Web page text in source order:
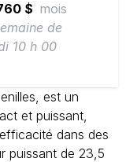
$ mois
de
10 h 00
est un
et puissant,
dans des
puissant de 23,5